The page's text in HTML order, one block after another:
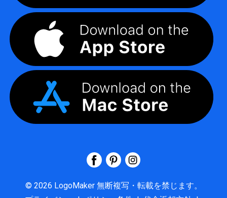
© 2026 LogoMaker 無断複写・転載を禁じます。